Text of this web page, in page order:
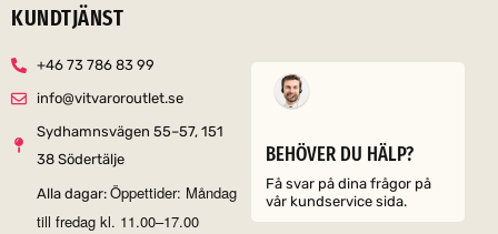
KUNDTJÄNST
+46 73 786 83 99
info@vitvaroroutlet.se
Sydhamnsvägen 55–57, 151
38 Södertälje
Alla dagar: Öppettider: Måndag
till fredag kl. 11.00–17.00
BEHÖVER DU HÄLP?
Få svar på dina frågor på
vår kundservice sida.